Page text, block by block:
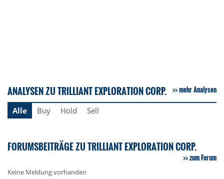
ANALYSEN ZU TRILLIANT EXPLORATION CORP. mehr Analysen
Alle Buy Hold Sell
FORUMSBEITRÄGE ZU TRILLIANT EXPLORATION CORP.
zum Forum
Keine Meldung vorhanden